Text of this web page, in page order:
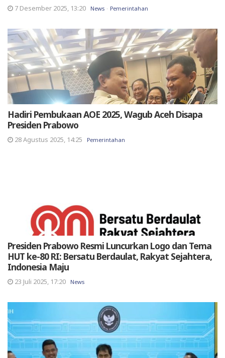
7 Desember 2025, 13:20 News Pemerintahan
Hadiri Pembukaan AOE 2025, Wagub Aceh Disapa
Presiden Prabowo
28 Agustus 2025, 14:25 Pemerintahan
Presiden Prabowo Resmi Luncurkan Logo dan Tema
HUT ke-80 RI: Bersatu Berdaulat, Rakyat Sejahtera,
Indonesia Maju
23 Juli 2025, 17:20 News